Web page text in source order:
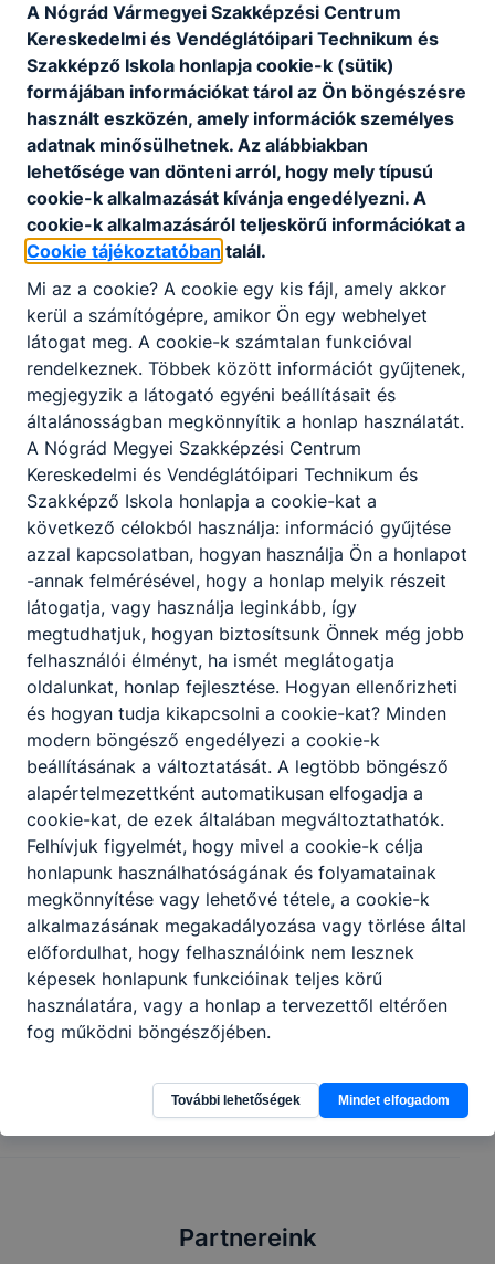
tantárgyakról.
A nem kötelező tantárgy tanítását végző tanár
személyére az előző tanév végéig az
érintett tanulók tehetnek javaslatot az iskola
igazgatójánál, aki ezt a
tantárgyfelosztás elkészítésénél
oktatásszervezésileg megoldható módon
figyelembe veszi.
A közép szintű érettségi vizsgára való felkészítést
az alábbi tantárgyakból vállaljuk:
 Magyar nyelv és irodalom
 Történelem
 Matematika
 Idegen nyelv
 Kereskedelmi ismeretek
· Vendéglátóipari ismeretek
· Földrajz
· Testnevelés
Személyi és tárgyi feltételeink alapján, ill. a diákok
igényeinek megfelelően emelt
szintű érettségi vizsgára való felkészítést
vállalunk az alábbi tantárgyakból:
 Magyar nyelv és irodalom
 Történelem
 Matematika
 Idegen nyelv
 Kereskedelmi ismeretek
 Vendéglátóipari ismeretek
A tanuló a tanév során egy alkalommal az
igazgató engedélyével módosíthatja
választását.
Az iskolába újonnan beiratkozó tanuló, illetve a
szülő a beiratkozáskor írásban
adhatja le a tantárgyválasztással, valamint a
felkészülési szint megválasztásával
Partnereink
A Nógrád Vármegyei Szakképzési Centrum
Kereskedelmi és Vendéglátóipari Technikum és
Szakképző Iskola honlapja cookie-k (sütik)
formájában információkat tárol az Ön böngészésre
használt eszközén, amely információk személyes
adatnak minősülhetnek. Az alábbiakban
lehetősége van dönteni arról, hogy mely típusú
cookie-k alkalmazását kívánja engedélyezni. A
cookie-k alkalmazásáról teljeskörű információkat a
Cookie tájékoztatóban talál.
Mi az a cookie? A cookie egy kis fájl, amely akkor
kerül a számítógépre, amikor Ön egy webhelyet
látogat meg. A cookie-k számtalan funkcióval
rendelkeznek. Többek között információt gyűjtenek,
megjegyzik a látogató egyéni beállításait és
általánosságban megkönnyítik a honlap használatát.
A Nógrád Megyei Szakképzési Centrum
Kereskedelmi és Vendéglátóipari Technikum és
Szakképző Iskola honlapja a cookie-kat a
következő célokból használja: információ gyűjtése
azzal kapcsolatban, hogyan használja Ön a honlapot
-annak felmérésével, hogy a honlap melyik részeit
látogatja, vagy használja leginkább, így
megtudhatjuk, hogyan biztosítsunk Önnek még jobb
felhasználói élményt, ha ismét meglátogatja
oldalunkat, honlap fejlesztése. Hogyan ellenőrizheti
és hogyan tudja kikapcsolni a cookie-kat? Minden
modern böngésző engedélyezi a cookie-k
beállításának a változtatását. A legtöbb böngésző
alapértelmezettként automatikusan elfogadja a
cookie-kat, de ezek általában megváltoztathatók.
Felhívjuk figyelmét, hogy mivel a cookie-k célja
honlapunk használhatóságának és folyamatainak
megkönnyítése vagy lehetővé tétele, a cookie-k
alkalmazásának megakadályozása vagy törlése által
előfordulhat, hogy felhasználóink nem lesznek
képesek honlapunk funkcióinak teljes körű
használatára, vagy a honlap a tervezettől eltérően
fog működni böngészőjében.
További lehetőségek Mindet elfogadom